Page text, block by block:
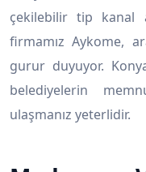
çekilebilir tip kanal
firmamız Aykome,
gurur duyuyor.
belediyelerin
ulaşmanız yeterlidir.